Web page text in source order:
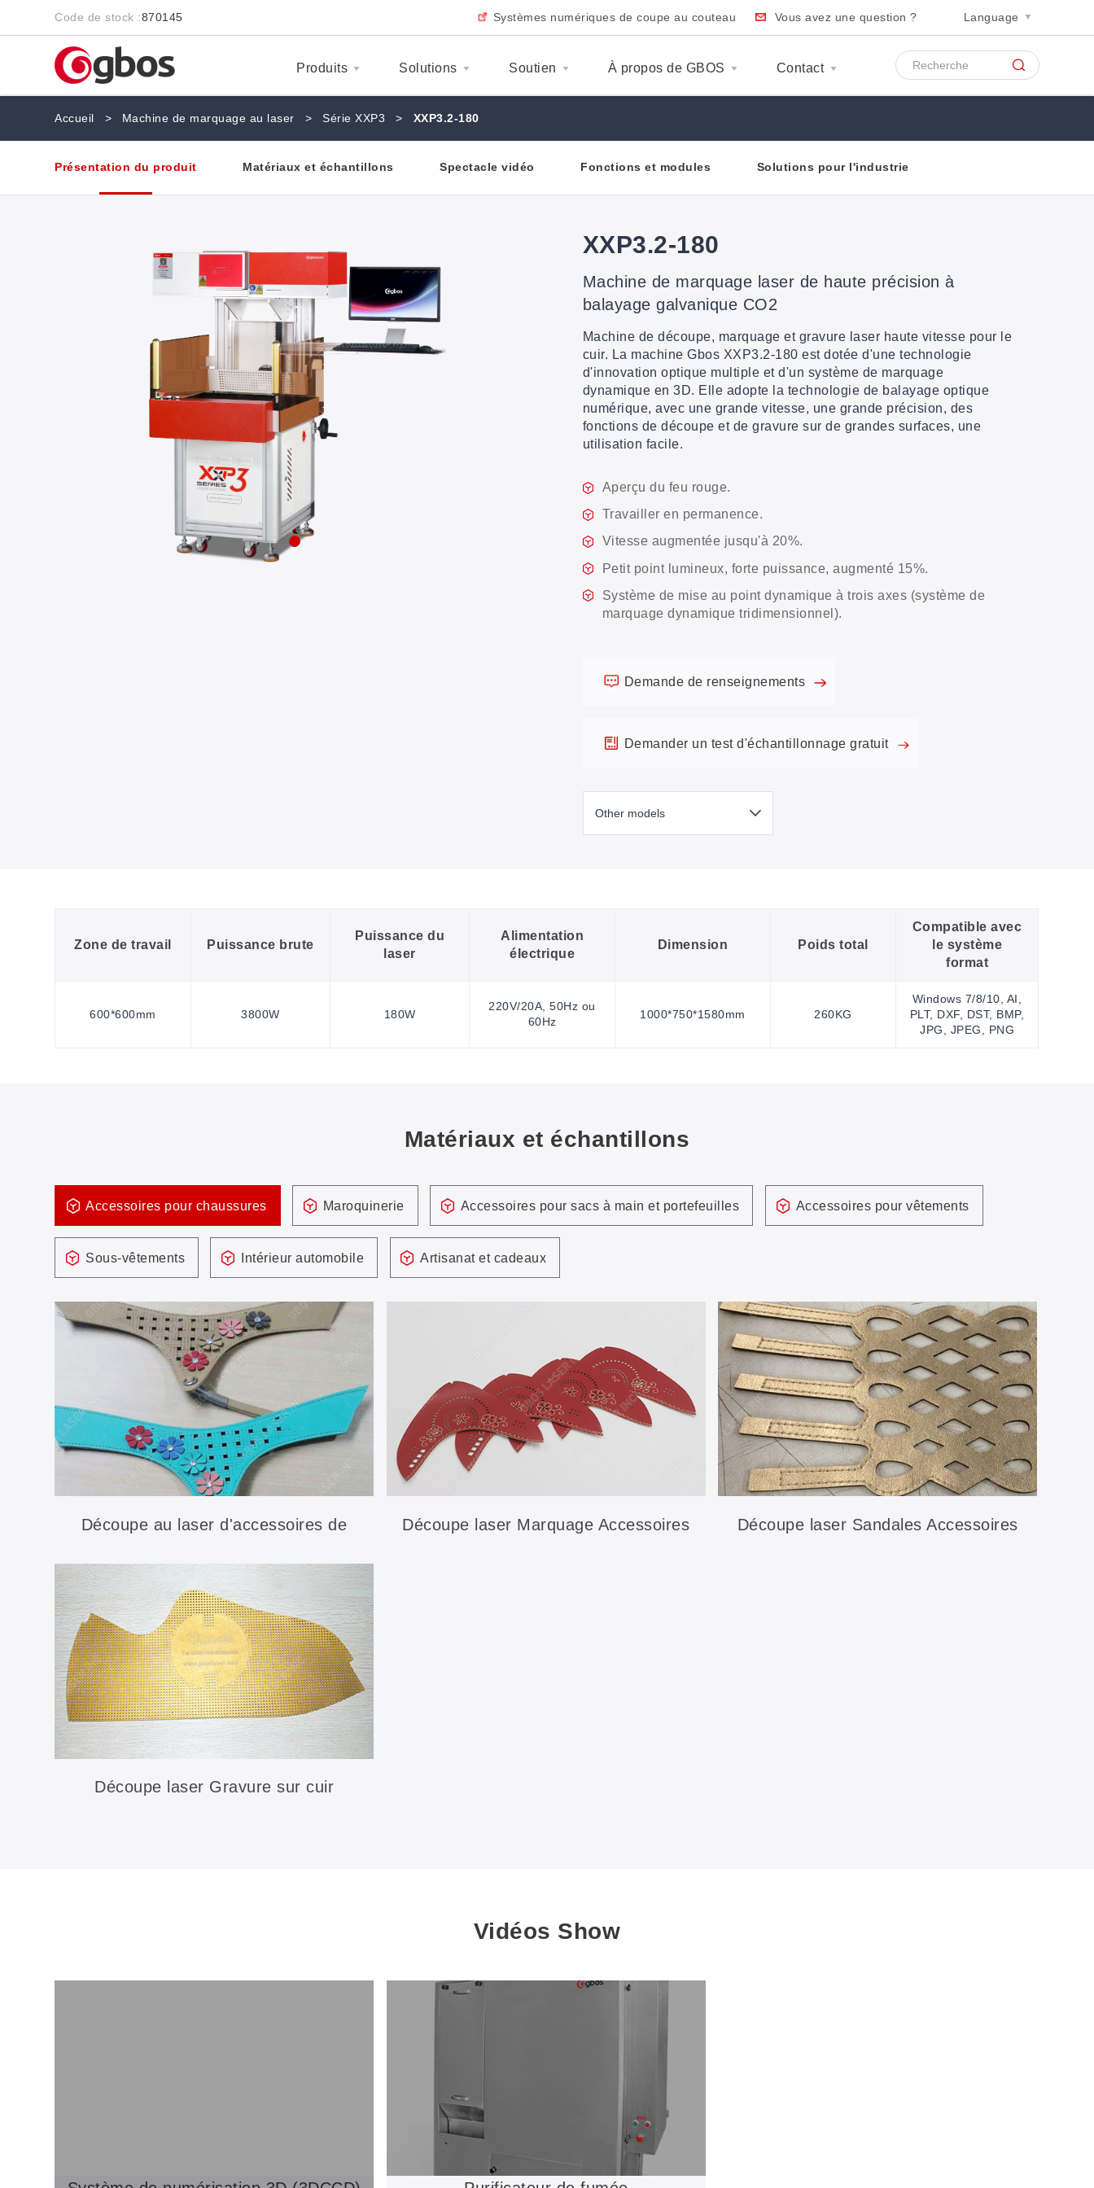
Code de stock :870145 Systèmes numériques de coupe au couteau Vous avez une question ? Language
Produits Solutions Soutien À propos de GBOS Contact
Accueil > Machine de marquage au laser > Série XXP3 > XXP3.2-180
Présentation du produit Matériaux et échantillons Spectacle vidéo Fonctions et modules Solutions pour l'industrie
XXP3.2-180
Machine de marquage laser de haute précision à
balayage galvanique CO2
Machine de découpe, marquage et gravure laser haute vitesse pour le
cuir. La machine Gbos XXP3.2-180 est dotée d'une technologie
d'innovation optique multiple et d'un système de marquage
dynamique en 3D. Elle adopte la technologie de balayage optique
numérique, avec une grande vitesse, une grande précision, des
fonctions de découpe et de gravure sur de grandes surfaces, une
utilisation facile.
Aperçu du feu rouge.
Travailler en permanence.
Vitesse augmentée jusqu'à 20%.
Petit point lumineux, forte puissance, augmenté 15%.
Système de mise au point dynamique à trois axes (système de
marquage dynamique tridimensionnel).
Demande de renseignements
Demander un test d'échantillonnage gratuit
Zone de travail Puissance brute
Puissance du
laser
Alimentation
électrique
Dimension Poids total
Compatible avec
le système
format
600*600mm 3800W 180W
220V/20A, 50Hz ou
60Hz
1000*750*1580mm 260KG
Windows 7/8/10, AI,
PLT, DXF, DST, BMP,
JPG, JPEG, PNG
Matériaux et échantillons
Accessoires pour chaussures Maroquinerie Accessoires pour sacs à main et portefeuilles Accessoires pour vêtements
Sous-vêtements Intérieur automobile Artisanat et cadeaux
Découpe au laser d'accessoires de
Découpe laser Marquage Accessoires
Découpe laser Sandales Accessoires
Découpe laser Gravure sur cuir
Vidéos Show